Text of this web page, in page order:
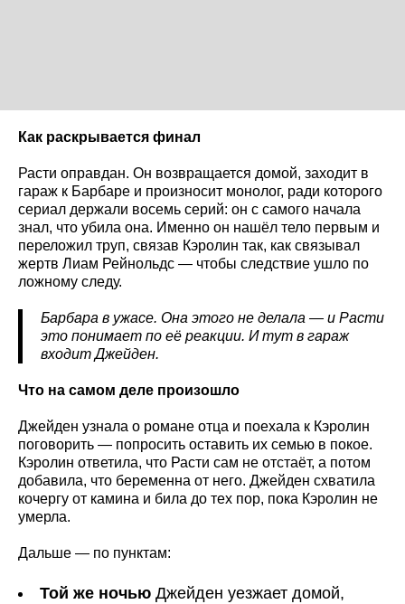
Как раскрывается финал
Расти оправдан. Он возвращается домой, заходит в
гараж к Барбаре и произносит монолог, ради которого
сериал держали восемь серий: он с самого начала
знал, что убила она. Именно он нашёл тело первым и
переложил труп, связав Кэролин так, как связывал
жертв Лиам Рейнольдс — чтобы следствие ушло по
ложному следу.
Барбара в ужасе. Она этого не делала — и Расти
это понимает по её реакции. И тут в гараж
входит Джейден.
Что на самом деле произошло
Джейден узнала о романе отца и поехала к Кэролин
поговорить — попросить оставить их семью в покое.
Кэролин ответила, что Расти сам не отстаёт, а потом
добавила, что беременна от него. Джейден схватила
кочергу от камина и била до тех пор, пока Кэролин не
умерла.
Дальше — по пунктам:
Той же ночью Джейден уезжает домой,